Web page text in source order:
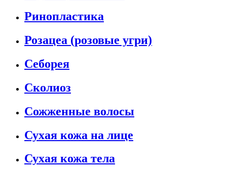
Ринопластика
Розацеа (розовые угри)
Себорея
Сколиоз
Сожженные волосы
Сухая кожа на лице
Сухая кожа тела